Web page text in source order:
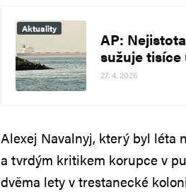
Aktuality
AP:
sužuje
27. 4. 2026
Alexej Navalnyj, který byl léta
a tvrdým kritikem korupce v
dvěma lety v trestanecké